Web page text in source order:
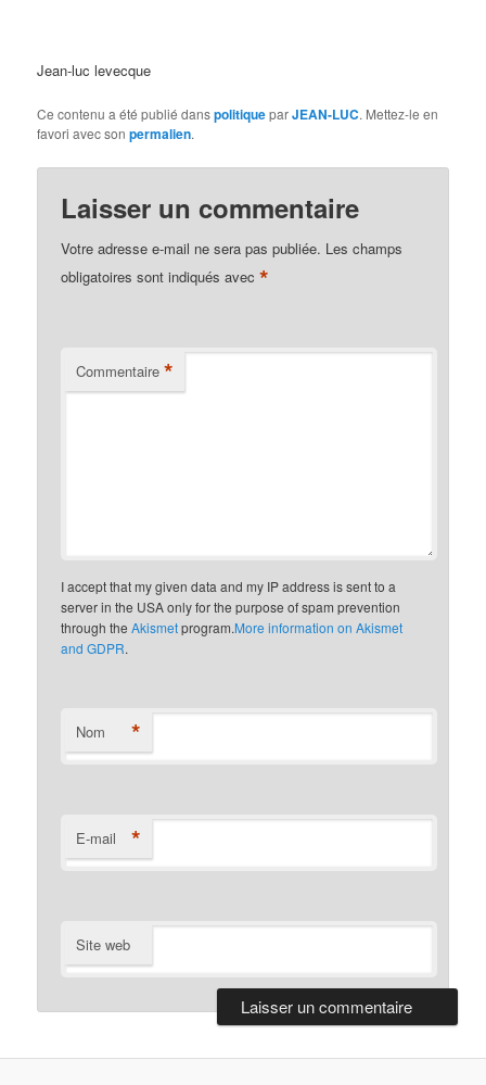
Jean-luc levecque
Ce contenu a été publié danspolitiqueparJEAN-LUC. Mettez-le en
favori avec sonpermalien.
Laisser un commentaire
Votre adresse e-mail ne sera pas publiée. Les champs
obligatoires sont indiqués avec*
Commentaire *
I accept that my given data and my IP address is sent to a
server in the USA only for the purpose of spam prevention
through theAkismetprogram.More information on Akismet
and GDPR.
Nom *
E-mail *
Site web